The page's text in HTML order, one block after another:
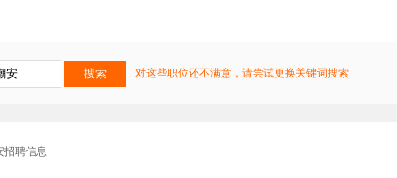
对这些职位还不满意，请尝试更换关键词搜索
招聘信息